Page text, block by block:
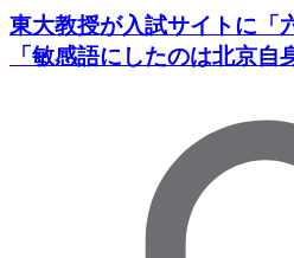
東大教授が入試サイトに
「敏感語にしたのは北京自